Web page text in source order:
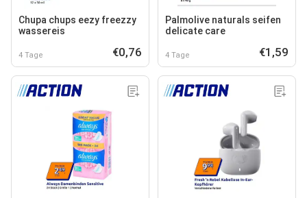
Chupa chups eezy freezzy
wassereis
4 Tage €0,76
Palmolive naturals seifen
delicate care
4 Tage €1,59